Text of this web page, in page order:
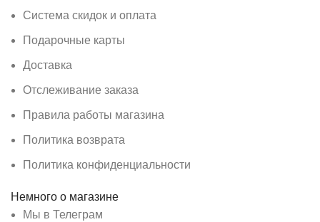
Система скидок и оплата
Подарочные карты
Доставка
Отслеживание заказа
Правила работы магазина
Политика возврата
Политика конфиденциальности
Немного о магазине
Мы в Телеграм